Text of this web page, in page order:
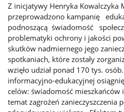
Z inicjatywy Henryka Kowalczyka
przeprowadzono kampanię
podnoszącą świadomość
problematyki ochrony i jakości
skutków nadmiernego jego
spotkaniach, które zostały
wzięło udział ponad 170 tys.
informacyjno-edukacyjnej
celów: świadomość mieszkańców
temat zagrożeń zanieczyszczenia